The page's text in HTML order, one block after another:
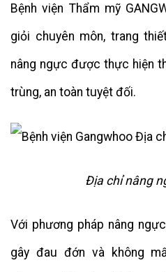
Bệnh viện Thẩm mỹ
giỏi chuyên môn, trang
nâng ngực được thực hiện
trùng, an toàn tuyệt đối.
Địa chỉ nâng
Với phương pháp nâng
gây đau đớn và không